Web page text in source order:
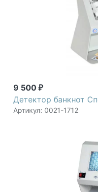
9 500 ₽
Детектор банкнот
Артикул: 0021-1712